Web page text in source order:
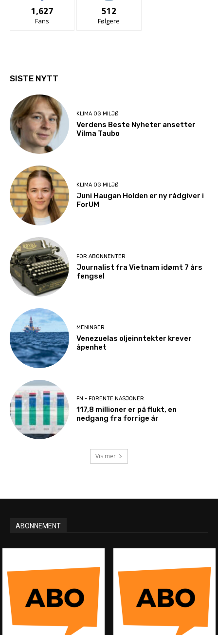
1,627
Fans
512
Følgere
SISTE NYTT
KLIMA OG MILJØ
Verdens Beste Nyheter ansetter
Vilma Taubo
KLIMA OG MILJØ
Juni Haugan Holden er ny rådgiver i
ForUM
FOR ABONNENTER
Journalist fra Vietnam idømt 7 års
fengsel
MENINGER
Venezuelas oljeinntekter krever
åpenhet
FN - FORENTE NASJONER
117,8 millioner er på flukt, en
nedgang fra forrige år
Vis mer
ABONNEMENT